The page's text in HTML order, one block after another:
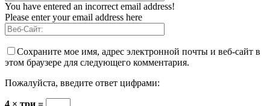
You have entered an incorrect email address!
Please enter your email address here
Сохраните мое имя, адрес электронной почты и веб-сайт в
этом браузере для следующего комментария.
Пожалуйста, введите ответ цифрами:
4 × три =